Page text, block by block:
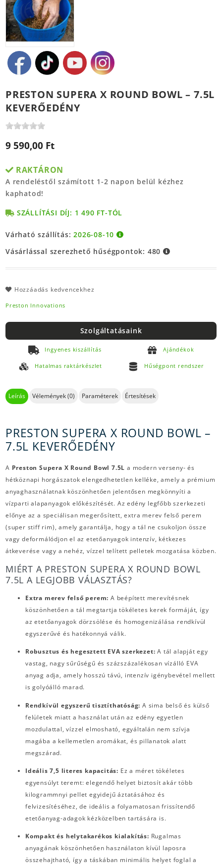
PRESTON SUPERA X ROUND BOWL – 7.5L
KEVERŐEDÉNY
9 590,00 Ft
RAKTÁRON
A rendeléstől számított 1-2 napon belül kézhez
kaphatod!
SZÁLLÍTÁSI DÍJ: 1 490 FT-TÓL
Várható szállítás:2026-08-10
Vásárlással szerezhető hűségpontok: 480
Hozzáadás kedvencekhez
Preston Innovations
Szolgáltatásaink
Ingyenes kiszállítás Ajándékok
Hatalmas raktárkészlet Hűségpont rendszer
Leírás Vélemények (0) Paraméterek Értesítések
PRESTON SUPERA X ROUND BOWL –
7.5L KEVERŐEDÉNY
A Preston Supera X Round Bowl 7.5L a modern verseny- és
hétköznapi horgászatok elengedhetetlen kelléke, amely a prémium
anyaghasználatnak köszönhetően jelentősen megkönnyíti a
vízparti alapanyagok előkészítését. Az edény legfőbb szerkezeti
előnye az a speciálisan megerősített, extra merev felső perem
(super stiff rim), amely garantálja, hogy a tál ne csukoljon össze
vagy deformálódjon el az etetőanyagok intenzív, kétkezes
átkeverése vagy a nehéz, vízzel telített pelletek mozgatása közben.
MIÉRT A PRESTON SUPERA X ROUND BOWL
7.5L A LEGJOBB VÁLASZTÁS?
Extra merev felső perem: A beépített merevítésnek
köszönhetően a tál megtartja tökéletes kerek formáját, így
az etetőanyagok dörzsölése és homogenizálása rendkívül
egyszerűvé és hatékonnyá válik.
Robusztus és hegesztett EVA szerkezet: A tál alapját egy
vastag, nagy sűrűségű és százszázalékosan vízálló EVA
anyag adja, amely hosszú távú, intenzív igénybevétel mellett
is golyóálló marad.
Rendkívül egyszerű tisztíthatóság: A sima belső és külső
felületek miatt a használat után az edény egyetlen
mozdulattal, vízzel elmosható, egyáltalán nem szívja
magába a kellemetlen aromákat, és pillanatok alatt
megszárad.
Ideális 7,5 literes kapacitás: Ez a méret tökéletes
egyensúlyt teremt: elegendő helyet biztosít akár több
kilogrammnyi pellet egyidejű áztatásához és
felvizesítéséhez, de ideális a folyamatosan frissítendő
etetőanyag-adagok kézközelben tartására is.
Kompakt és helytakarékos kialakítás: Rugalmas
anyagának köszönhetően használaton kívül laposra
összehajtható, így a táskában minimális helyet foglal a